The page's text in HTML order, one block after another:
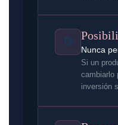
Nunca
Si un
cambiarlo
inversión